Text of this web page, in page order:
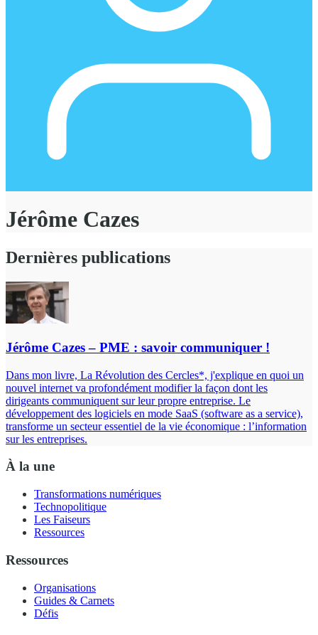
Jérôme Cazes
Dernières publications
Jérôme Cazes – PME : savoir communiquer !
Dans mon livre, La Révolution des Cercles*, j'explique en quoi un
nouvel internet va profondément modifier la façon dont les
dirigeants communiquent sur leur propre entreprise. Le
développement des logiciels en mode SaaS (software as a service),
transforme un secteur essentiel de la vie économique : l’information
sur les entreprises.
À la une
Transformations numériques
Technopolitique
Les Faiseurs
Ressources
Ressources
Organisations
Guides & Carnets
Défis